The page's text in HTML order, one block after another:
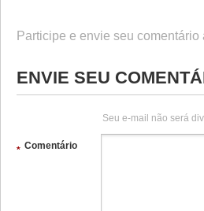
Participe e envie seu comentário
ENVIE SEU
Seu e-mail não será
Comentário
*